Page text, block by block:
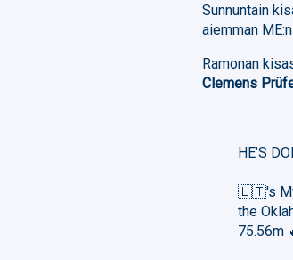
Sunnuntain
aiemman
Ramonan
Clemens
HE’S
🇱🇹's
the
75.56m